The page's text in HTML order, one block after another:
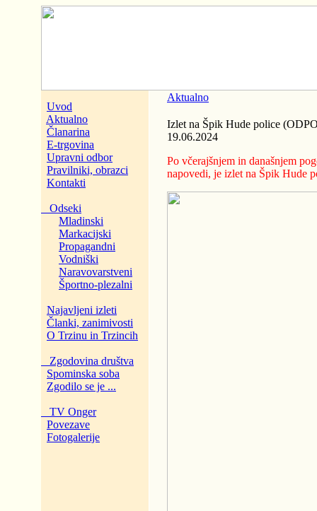
Uvod
Aktualno
Članarina
E-trgovina
Upravni odbor
Pravilniki, obrazci
Kontakti
Odseki
Mladinski
Markacijski
Propagandni
Vodniški
Naravovarstveni
Športno-plezalni
Najavljeni izleti
Članki, zanimivosti
O Trzinu in Trzincih
Zgodovina društva
Spominska soba
Zgodilo se je ...
TV Onger
Povezave
Fotogalerije
Aktualno
Izlet na Špik Hude police
19.06.2024
Po včerajšnjem in današnjem
napovedi, je izlet na Špik Hude